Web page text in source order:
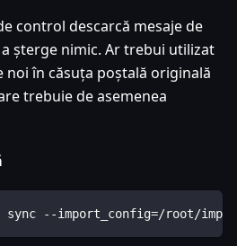
control descarcă mesaje de
șterge nimic. Ar trebui utilizat
noi în căsuța poștală originală
trebuie de asemenea
sync --import_config=/root/